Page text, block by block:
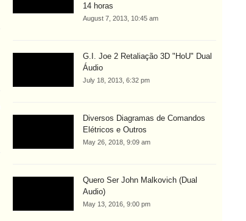
14 horas
August 7, 2013, 10:45 am
G.I. Joe 2 Retaliação 3D "HoU" Dual
Áudio
July 18, 2013, 6:32 pm
Diversos Diagramas de Comandos
Elétricos e Outros
May 26, 2018, 9:09 am
Quero Ser John Malkovich (Dual
Audio)
May 13, 2016, 9:00 pm